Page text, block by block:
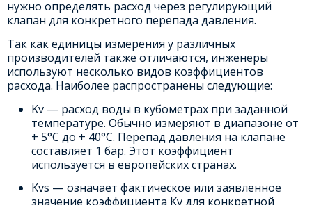
нужно определять расход через регулирующий
клапан для конкретного перепада давления.
Так как единицы измерения у различных
производителей также отличаются, инженеры
используют несколько видов коэффициентов
расхода. Наиболее распространены следующие:
Kv — расход воды в кубометрах при заданной
температуре. Обычно измеряют в диапазоне от
+ 5°С до + 40°С. Перепад давления на клапане
составляет 1 бар. Этот коэффициент
используется в европейских странах.
Kvs — означает фактическое или заявленное
значение коэффициента Kv для конкретной